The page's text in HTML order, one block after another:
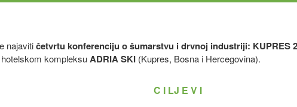
najavitičetvrtu konferenciju o šumarstvu i drvnoj industriji: KUPRES
kompleksuADRIA SKI (Kupres, Bosna i Hercegovina).
C I LJ E V I